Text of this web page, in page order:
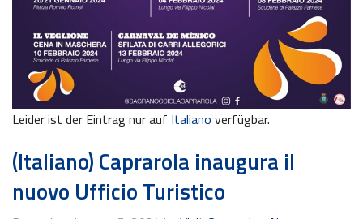
Leider ist der Eintrag nur auf Italiano verfügbar.
(Italiano) Caprarola inaugura il
nuovo Ufficio Turistico